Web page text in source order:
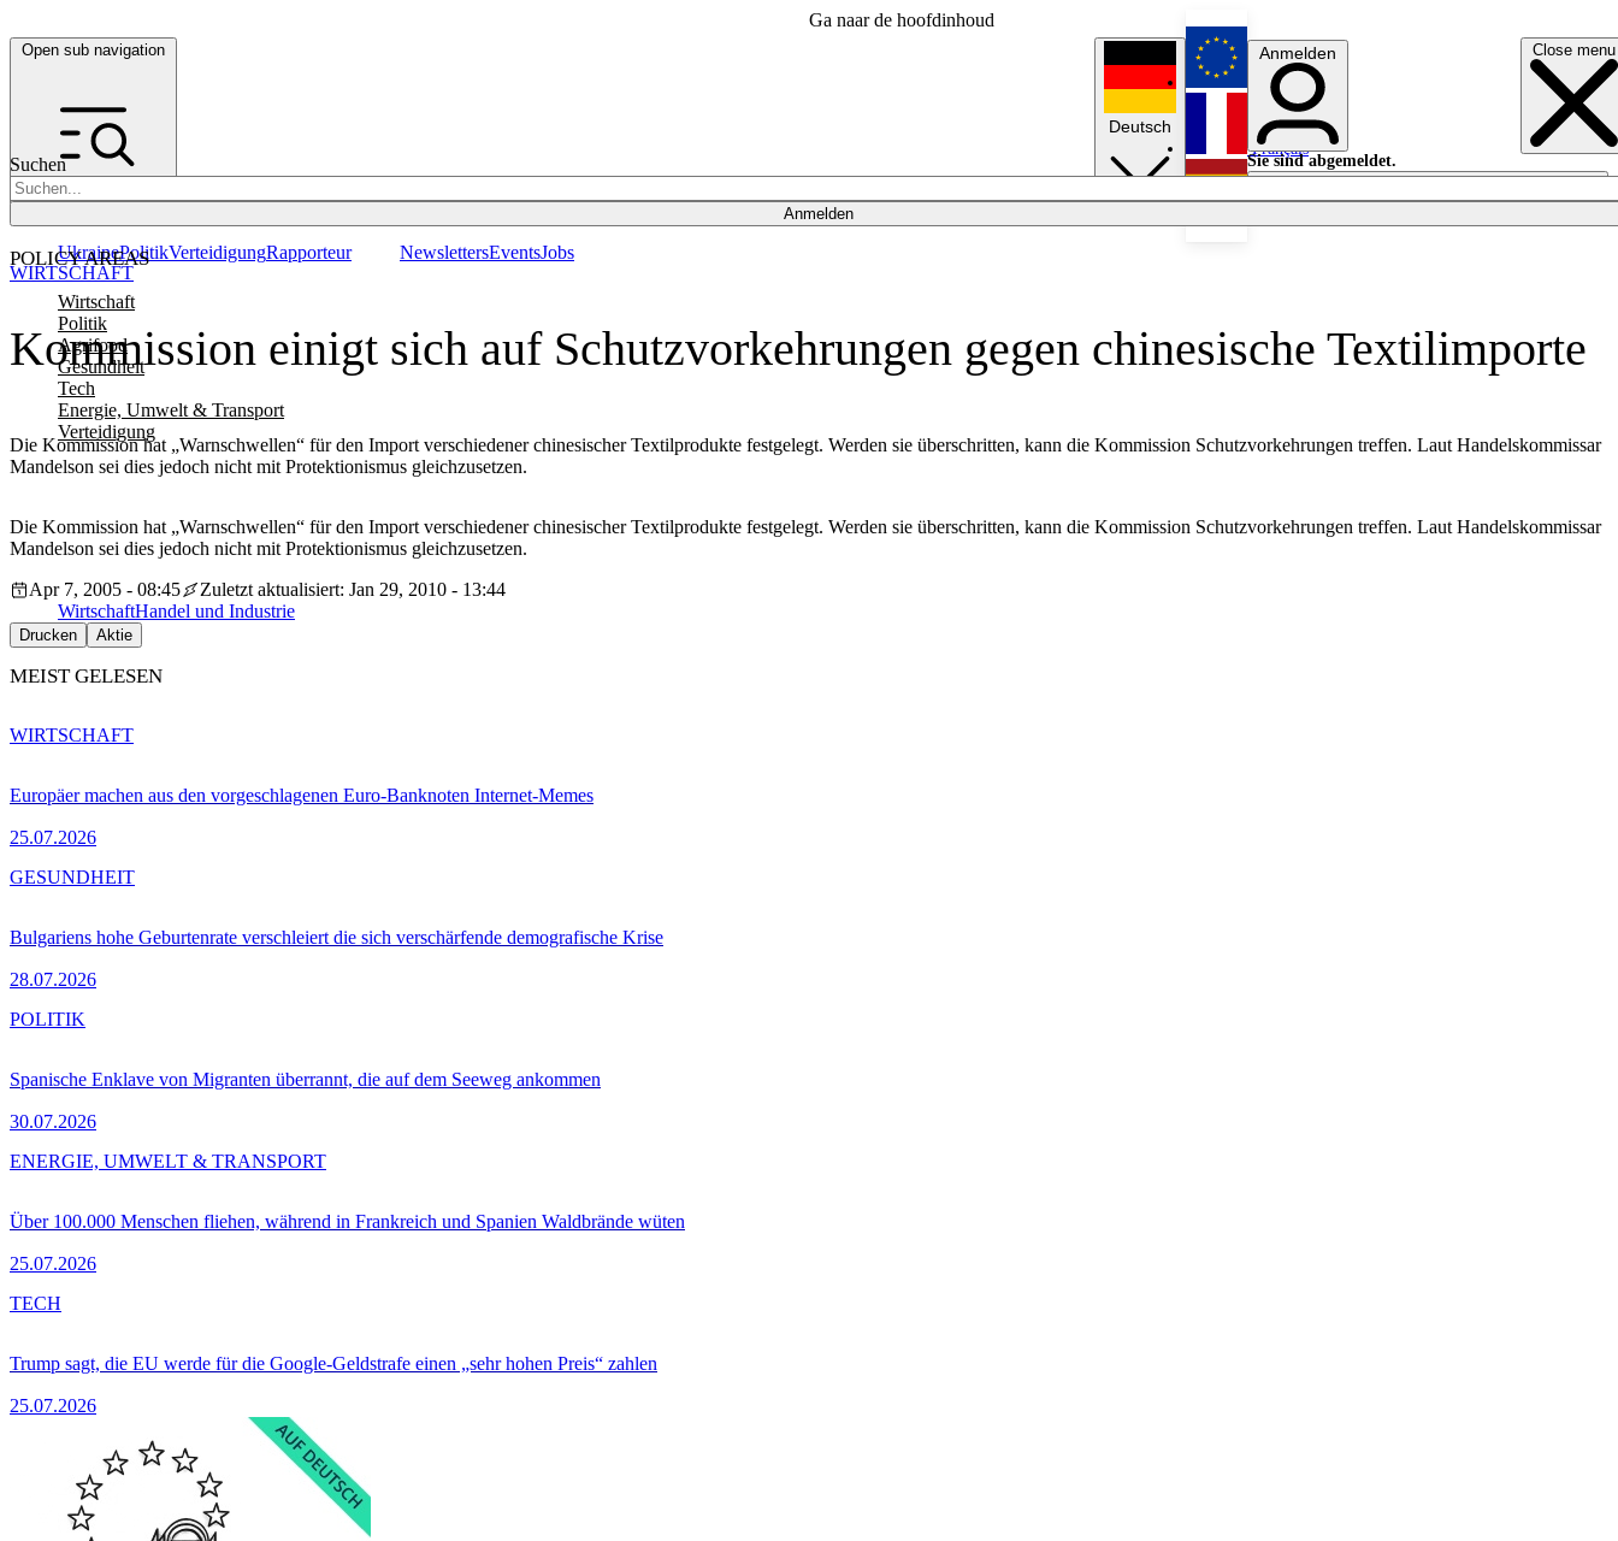
Ga naar de hoofdinhoud
Open sub navigation Close menu
Suchen
Anmelden
POLICY AREAS
Wirtschaft
Politik
Agrifood
Gesundheit
Tech
Energie, Umwelt & Transport
Verteidigung
UkrainePolitikVerteidigungRapporteur NewslettersEventsJobs
Deutsch
English
Français
Anmelden
Sie sind abgemeldet.
Anmelden
Licht aus
Kommission einigt sich auf Schutzvorkehrungen gegen chinesische Textilimporte
Die Kommission hat „Warnschwellen“ für den Import verschiedener chinesischer Textilprodukte festgelegt. Werden sie überschritten, kann die Kommission Schutzvorkehrungen treffen. Laut Handelskommissar
Mandelson sei dies jedoch nicht mit Protektionismus gleichzusetzen.
WIRTSCHAFT
Die Kommission hat „Warnschwellen“ für den Import verschiedener chinesischer Textilprodukte festgelegt. Werden sie überschritten, kann die Kommission Schutzvorkehrungen treffen. Laut Handelskommissar
Mandelson sei dies jedoch nicht mit Protektionismus gleichzusetzen.
Apr 7, 2005 - 08:45
Zuletzt aktualisiert: Jan 29, 2010 - 13:44
WirtschaftHandel und Industrie
Drucken Aktie
MEIST GELESEN
Europäer machen aus den vorgeschlagenen Euro-Banknoten Internet-Memes
25.07.2026
WIRTSCHAFT
Bulgariens hohe Geburtenrate verschleiert die sich verschärfende demografische Krise
28.07.2026
GESUNDHEIT
Spanische Enklave von Migranten überrannt, die auf dem Seeweg ankommen
30.07.2026
POLITIK
Über 100.000 Menschen fliehen, während in Frankreich und Spanien Waldbrände wüten
25.07.2026
ENERGIE, UMWELT & TRANSPORT
Trump sagt, die EU werde für die Google-Geldstrafe einen „sehr hohen Preis“ zahlen
25.07.2026
TECH